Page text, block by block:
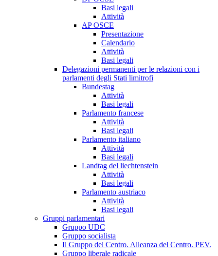
Basi legali
Attività
AP OSCE
Presentazione
Calendario
Attività
Basi legali
Delegazioni permanenti per le relazioni con i
parlamenti degli Stati limitrofi
Bundestag
Attività
Basi legali
Parlamento francese
Attività
Basi legali
Parlamento italiano
Attività
Basi legali
Landtag del liechtenstein
Attività
Basi legali
Parlamento austriaco
Attività
Basi legali
Gruppi parlamentari
Gruppo UDC
Gruppo socialista
Il Gruppo del Centro. Alleanza del Centro. PEV.
Gruppo liberale radicale